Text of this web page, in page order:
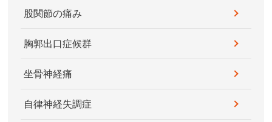
股関節の痛み
胸郭出口症候群
坐骨神経痛
自律神経失調症